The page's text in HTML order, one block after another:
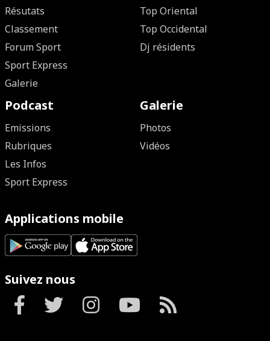
Résutats
Classement
Forum Sport
Sport Express
Galerie
Top Oriental
Top Occidental
Dj résidents
Podcast
Emissions
Rubriques
Les Infos
Sport Express
Galerie
Photos
Vidéos
Applications mobile
Suivez nous